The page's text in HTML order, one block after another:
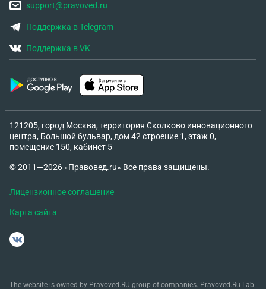
support@pravoved.ru
Поддержка в Telegram
Поддержка в VK
121205, город Москва, территория Сколково инновационного
центра, Большой бульвар, дом 42 строение 1, этаж 0,
помещение 150, кабинет 5
© 2011—2026 «Правовед.ru» Все права защищены.
Лицензионное соглашение
Карта сайта
The website is owned by Pravoved.RU group of companies. Pravoved.Ru Lab